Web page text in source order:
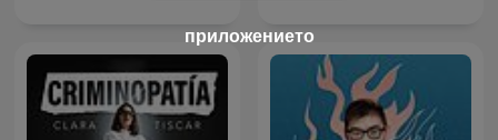
приложението